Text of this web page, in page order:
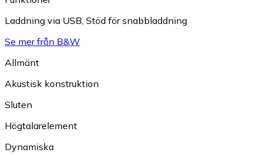
Laddning via USB, Stöd för snabbladdning
Se mer från B&W
Allmänt
Akustisk konstruktion
Sluten
Högtalarelement
Dynamiska